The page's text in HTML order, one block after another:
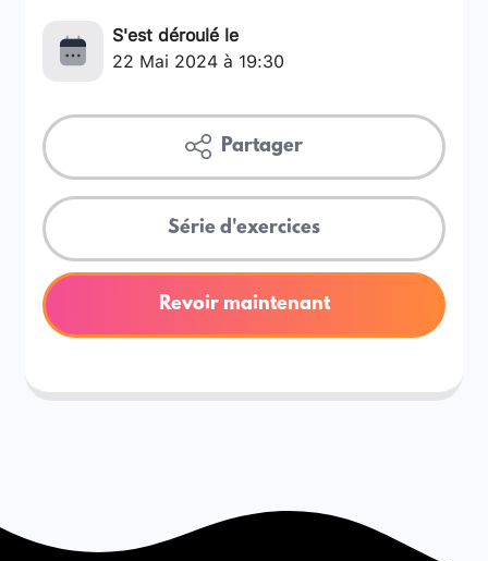
S'est déroulé le
22 Mai 2024 à 19:30
Partager
Série d'exercices
Revoir maintenant